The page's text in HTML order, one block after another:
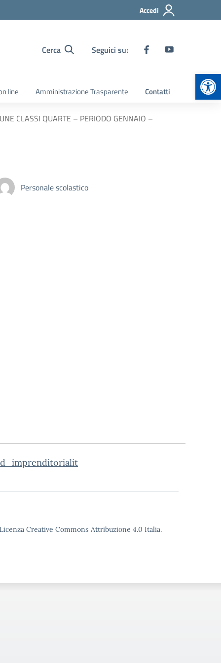
Accedi
Cerca Seguici su:
line Amministrazione Trasparente Contatti
CLASSI QUARTE – PERIODO GENNAIO –
Personale scolastico
Creative Commons Attribuzione 4.0 Italia.